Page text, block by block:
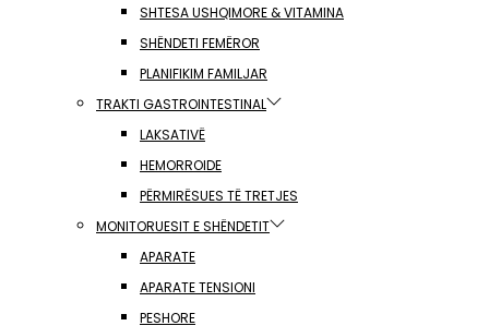
SHTESA USHQIMORE & VITAMINA
SHËNDETI FEMËROR
PLANIFIKIM FAMILJAR
TRAKTI GASTROINTESTINAL
LAKSATIVË
HEMORROIDE
PËRMIRËSUES TË TRETJES
MONITORUESIT E SHËNDETIT
APARATE
APARATE TENSIONI
PESHORE